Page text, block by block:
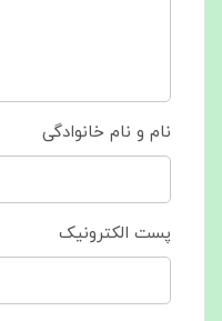
نام و نام خانوادگی
پست الکترونیک